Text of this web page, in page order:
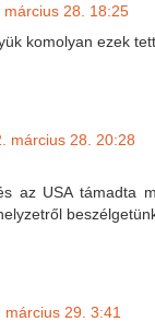
március 28. 18:25
komolyan ezek
március 28. 20:28
az USA támadta
március 29. 3:41